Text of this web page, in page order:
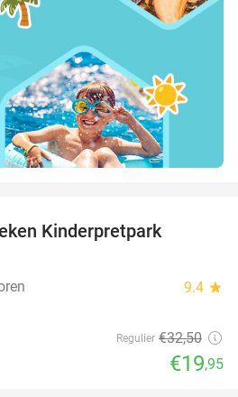
Kinderpretpark
9.4 star
Regulier €32,50
€19,95